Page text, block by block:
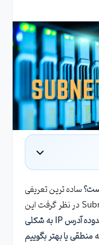
دارد؟
ساده ترین تعریفی
که می توان برای واژه Subnetting در نظر گرفت این
دستکاری کردن یک محدوده آدرس IP به شکلی
منطقی یا بهتر بگوییم